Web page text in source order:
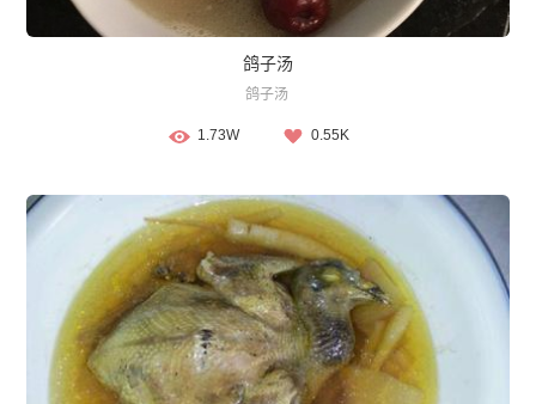
鸽子汤
鸽子汤
1.73W 0.55K